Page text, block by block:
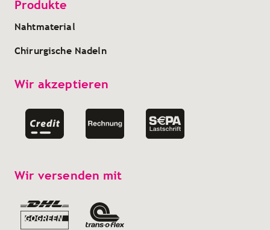
Produkte
Nahtmaterial
Chirurgische Nadeln
Wir akzeptieren
Wir versenden mit